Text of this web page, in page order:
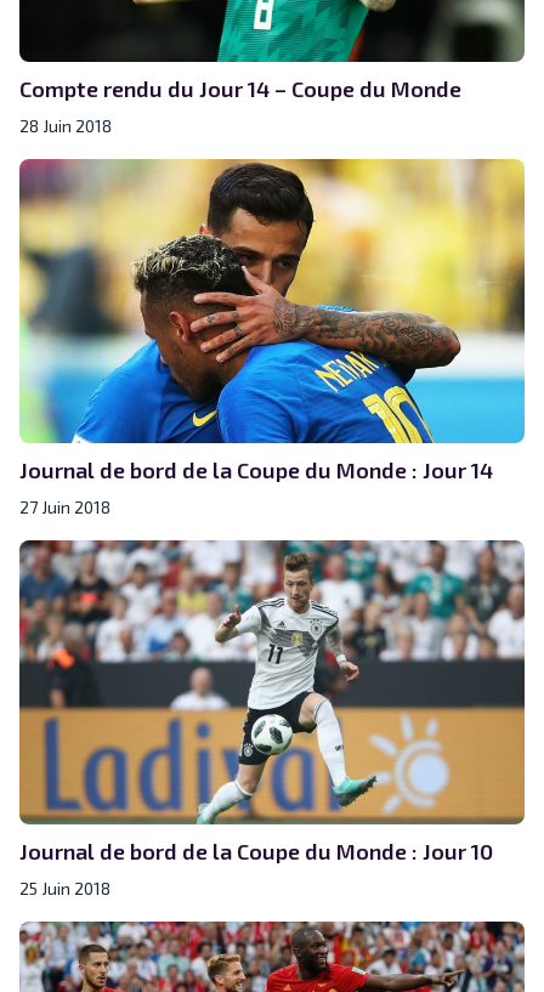
Compte rendu du Jour 14 – Coupe du Monde
28 Juin 2018
Journal de bord de la Coupe du Monde : Jour 14
27 Juin 2018
Journal de bord de la Coupe du Monde : Jour 10
25 Juin 2018